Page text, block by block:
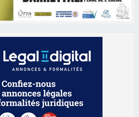
des producteurs à Cruculi le